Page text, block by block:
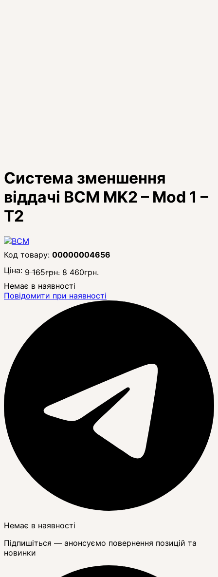
Система зменшення
віддачі BCM MK2 – Mod 1 –
T2
00000004656
Ціна: 9 165грн. 8 460грн.
Немає в наявності
Повідомити при наявності
Немає в наявності
Підпишіться — анонсуємо повернення позицій та
новинки